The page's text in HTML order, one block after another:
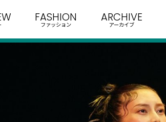
FASHION
ファッション
ARCHIVE
アーカイブ